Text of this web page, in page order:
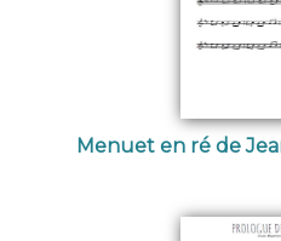
Menuet en ré de